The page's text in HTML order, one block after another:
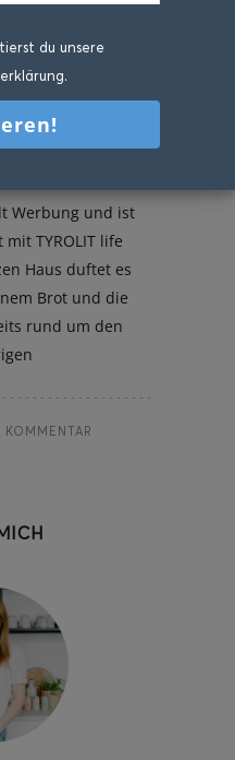
Werbung und ist
TYROLIT life
Haus duftet es
Brot und die
rund um den
KOMMENTAR
du unsere